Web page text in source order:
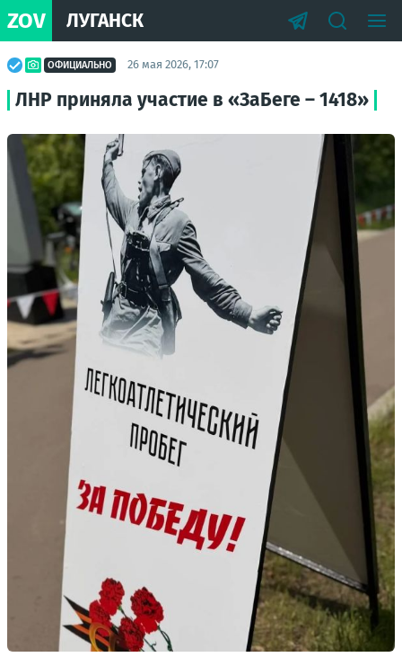
ZOV ЛУГАНСК
ОФИЦИАЛЬНО 26 мая 2026, 17:07
ЛНР приняла участие в «ЗаБеге – 1418»